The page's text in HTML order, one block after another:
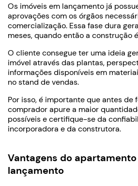
Os imóveis em lançamento já
aprovações com os órgãos
comercialização. Essa fase dura
meses, quando então a construção
O cliente consegue ter uma ideia
imóvel através das plantas,
informações disponíveis em
no stand de vendas.
Por isso, é importante que antes de
comprador apure a maior
possíveis e certifique-se da
incorporadora e da construtora.
Vantagens do
lançamento